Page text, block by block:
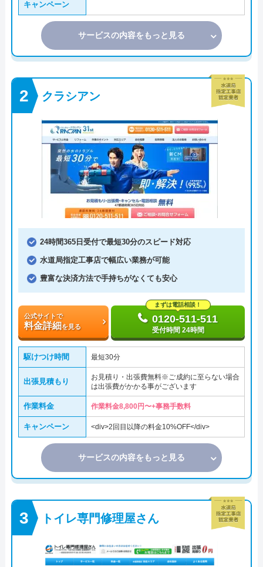
キャンペーン
サービスの内容をもっと見る
クラシアン
24時間365日受付で最短30分のスピード対応
水道局指定工事店で幅広い業務が可能
豊富な決済方法で手持ちがなくても安心
公式サイトで
料金詳細を見る
まずは電話相談！
0120-511-511
受付時間 24時間
駆けつけ時間 最短30分
出張見積もり
お見積り・出張費無料※ご成約に至らない場合
は出張費がかかる事がございます
作業料金 作業料金8,800円〜+事務手数料
キャンペーン <div>2回目以降の料金10%OFF</div>
サービスの内容をもっと見る
トイレ専門修理屋さん